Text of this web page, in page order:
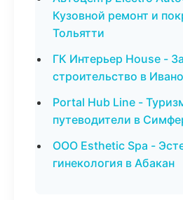
Кузовной ремонт и
Тольятти
ГК Интерьер House -
строительство в
Portal Hub Line -
путеводители в
ООО Esthetic Spa -
гинекология в Абакан